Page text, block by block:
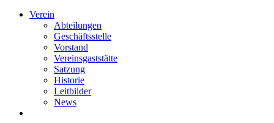
Verein
Abteilungen
Geschäftsstelle
Vorstand
Vereinsgaststätte
Satzung
Historie
Leitbilder
News